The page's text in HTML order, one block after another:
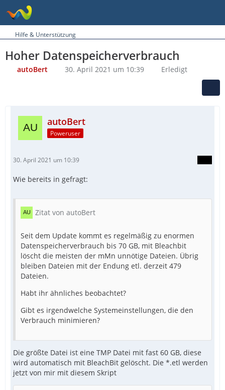
Hilfe & Unterstützung
Hoher Datenspeicherverbrauch
autoBert 30. April 2021 um 10:39 Erledigt
autoBert
Poweruser
30. April 2021 um 10:39
Wie bereits in gefragt:
Zitat von autoBert
Seit dem Update kommt es regelmäßig zu enormen
Datenspeicherverbrauch bis 70 GB, mit Bleachbit
löscht die meisten der mMn unnötige Dateien. Übrig
bleiben Dateien mit der Endung etl. derzeit 479
Dateien.
Habt ihr ähnliches beobachtet?
Gibt es irgendwelche Systemeinstellungen, die den
Verbrauch minimieren?
Die größte Datei ist eine TMP Datei mit fast 60 GB, diese
wird automatisch mit BleachBit gelöscht. Die *.etl werden
jetzt von mir mit diesem Skript